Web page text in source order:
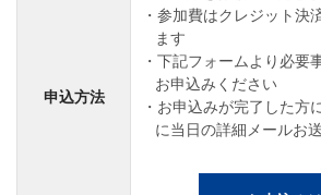
申込方法
参加費はクレジット決
ます
下記フォームより必要
お申込みください
お申込みが完了した方
に当日の詳細メールお